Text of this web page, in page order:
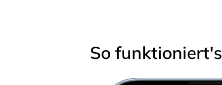
So funktioniert's